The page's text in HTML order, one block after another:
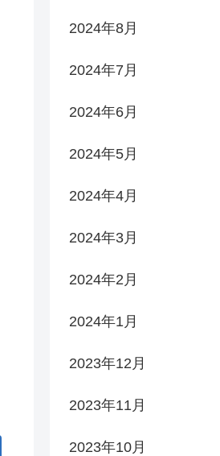
2024年8月
2024年7月
2024年6月
2024年5月
2024年4月
2024年3月
2024年2月
2024年1月
2023年12月
2023年11月
2023年10月